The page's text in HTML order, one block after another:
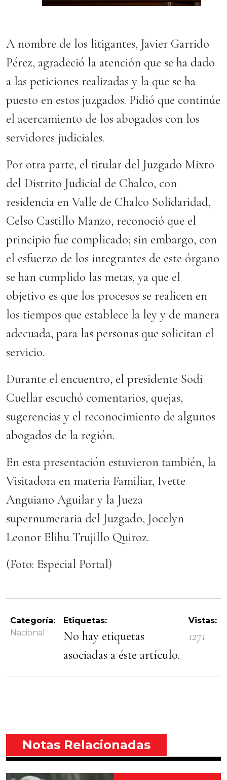
A nombre de los litigantes, Javier Garrido
Pérez, agradeció la atención que se ha dado
a las peticiones realizadas y la que se ha
puesto en estos juzgados. Pidió que continúe
el acercamiento de los abogados con los
servidores judiciales.
Por otra parte, el titular del Juzgado Mixto
del Distrito Judicial de Chalco, con
residencia en Valle de Chalco Solidaridad,
Celso Castillo Manzo, reconoció que el
principio fue complicado; sin embargo, con
el esfuerzo de los integrantes de este órgano
se han cumplido las metas, ya que el
objetivo es que los procesos se realicen en
los tiempos que establece la ley y de manera
adecuada, para las personas que solicitan el
servicio.
Durante el encuentro, el presidente Sodi
Cuellar escuchó comentarios, quejas,
sugerencias y el reconocimiento de algunos
abogados de la región.
En esta presentación estuvieron también, la
Visitadora en materia Familiar, Ivette
Anguiano Aguilar y la Jueza
supernumeraria del Juzgado, Jocelyn
Leonor Elihu Trujillo Quiroz.
(Foto: Especial Portal)
Categoría:
Nacional
Etiquetas:
No hay etiquetas
asociadas a éste artículo.
Vistas:
1271
Notas Relacionadas